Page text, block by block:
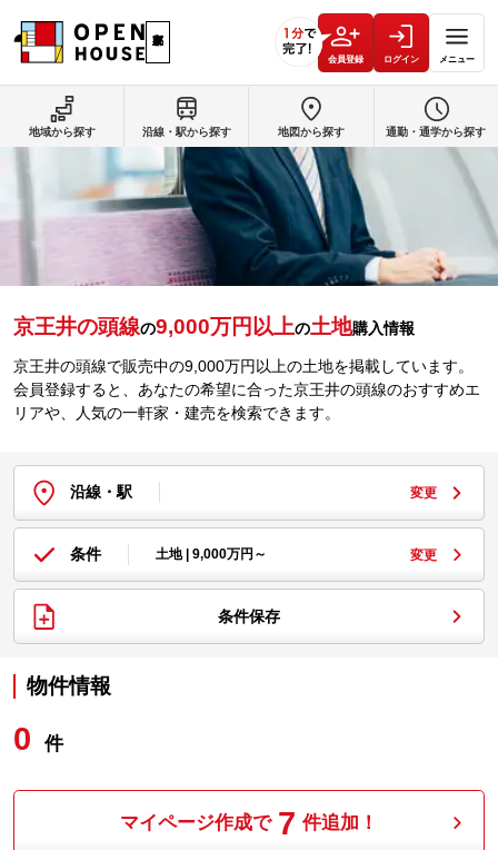
会員登録 ログイン メニュー
京王井の頭線の9,000万円以上の土地購入情報
京王井の頭線で販売中の9,000万円以上の土地を掲載しています。
会員登録すると、あなたの希望に合った京王井の頭線のおすすめエ
リアや、人気の一軒家・建売を検索できます。
沿線・駅 変更
条件 土地 | 9,000万円～ 変更
条件保存
物件情報
0 件
マイページ作成で 7 件追加！
地域から探す 沿線・駅から探す 地図から探す 通勤・通学から探す